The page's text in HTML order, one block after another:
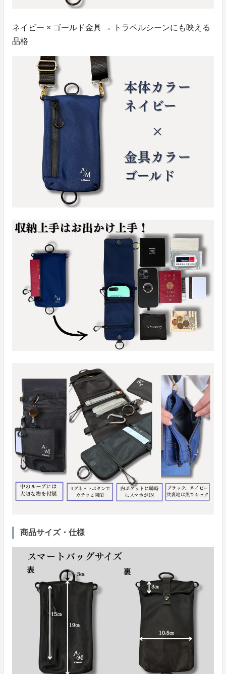
ネイビー × ゴールド金具 → トラベルシーンにも映える
品格
商品サイズ・仕様